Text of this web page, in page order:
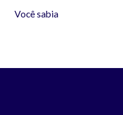
Você sabia